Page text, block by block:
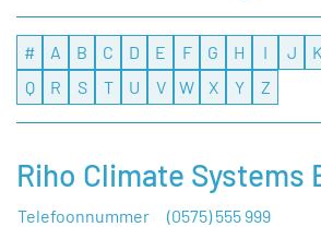
# A B C D E F G H I J K
Q
R S T U V W X Y Z
Riho Climate Systems
Telefoonnummer
(0575) 555 999